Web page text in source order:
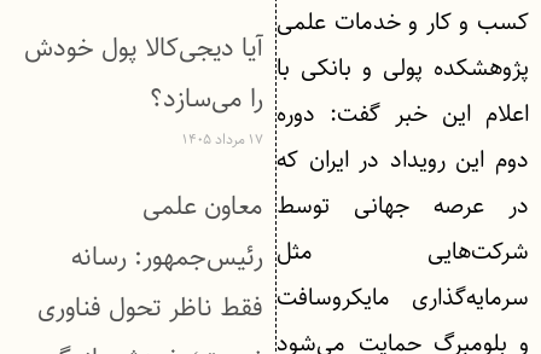
کسب و کار و خدمات علمی
پژوهشکده پولی و بانکی با
اعلام این خبر گفت: دوره
دوم این رویداد در ایران که
در عرصه جهانی توسط
شرکت‌هایی مثل
سرمایه‌گذاری مایکروسافت
و بلومبرگ حمایت می‌شود
آیا دیجی‌کالا پول خودش
را می‌سازد؟
۱۷ مرداد ۱۴۰۵
معاون علمی
رئیس‌جمهور: رسانه
فقط ناظر تحول فناوری